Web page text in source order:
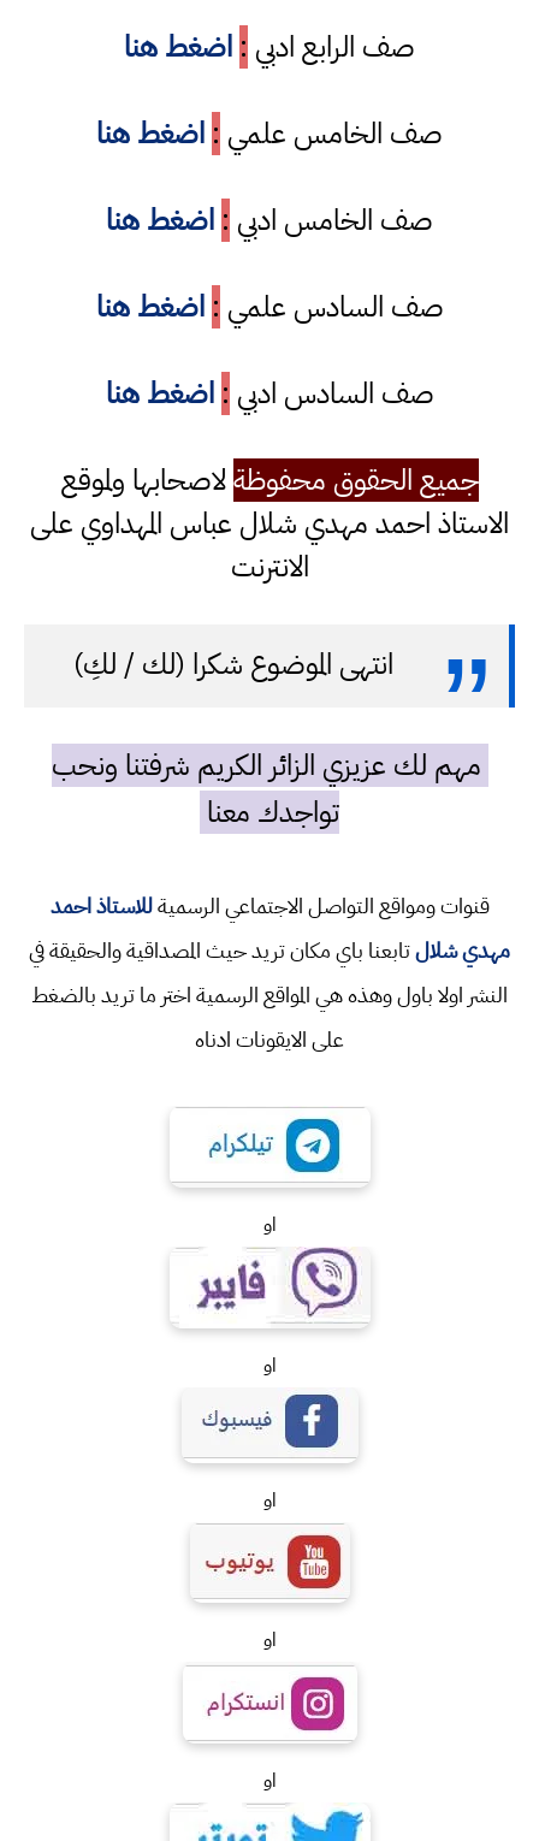
صف الرابع ادبي : اضغط هنا
صف الخامس علمي : اضغط هنا
صف الخامس ادبي : اضغط هنا
صف السادس علمي : اضغط هنا
صف السادس ادبي : اضغط هنا
جميع الحقوق محفوظةلاصحابها ولموقع
الاستاذ احمد مهدي شلال عباس المهداوي على
الانترنت
انتهى الموضوع شكرا (لك / لكِ)
مهم لك عزيزي الزائر الكريم شرفتنا ونحب
تواجدك معنا
قنوات ومواقع التواصل الاجتماعي الرسميةللاستاذ احمد
مهدي شلالتابعنا باي مكان تريد حيث المصداقية والحقيقة في
النشر اولا باول وهذه هي المواقع الرسمية اختر ما تريد بالضغط
على الايقونات ادناه
او
او
او
او
او